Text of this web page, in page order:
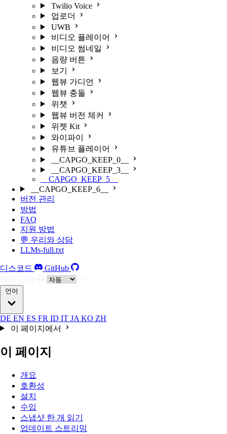
Twilio Voice
업로더
UWB
비디오 플레이어
비디오 썸네일
음량 버튼
보기
웹뷰 가디언
웹뷰 충돌
위챗
웹뷰 버전 체커
위젯 Kit
와이파이
유튜브 플레이어
__CAPGO_KEEP_0__
__CAPGO_KEEP_3__
__CAPGO_KEEP_5__
__CAPGO_KEEP_6__
버전 관리
방법
FAQ
지원 방법
💬 우리와 상담
LLMs-full.txt
디스코드
GitHub
언어
DE EN ES FR ID IT JA KO ZH
이 페이지에서
이 페이지
개요
호환성
설치
수입
스냅샷 한 개 읽기
업데이트 스트리밍